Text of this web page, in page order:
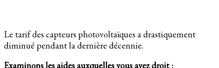
Le tarif des capteurs photovoltaïques a drastiquement
diminué pendant la dernière décennie.
Examinons les aides auxquelles vous avez droit :